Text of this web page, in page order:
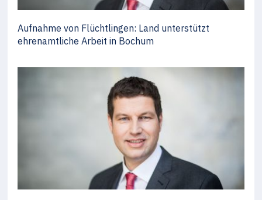
Aufnahme von Flüchtlingen: Land unterstützt
ehrenamtliche Arbeit in Bochum